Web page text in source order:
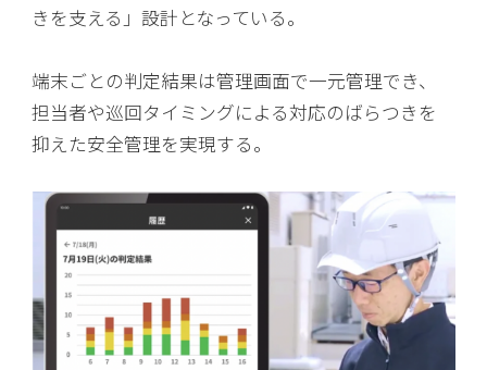
きを支える」設計となっている。
端末ごとの判定結果は管理画面で一元管理でき、
担当者や巡回タイミングによる対応のばらつきを
抑えた安全管理を実現する。